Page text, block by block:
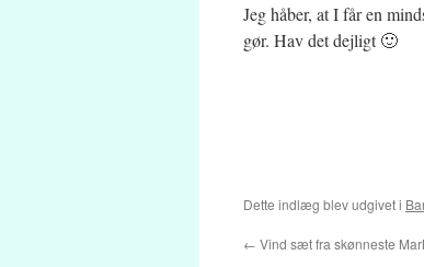
Jeg håber, at I får en
gør. Hav det dejligt 🙂
Dette indlæg blev udgivet i
← Vind sæt fra skønneste